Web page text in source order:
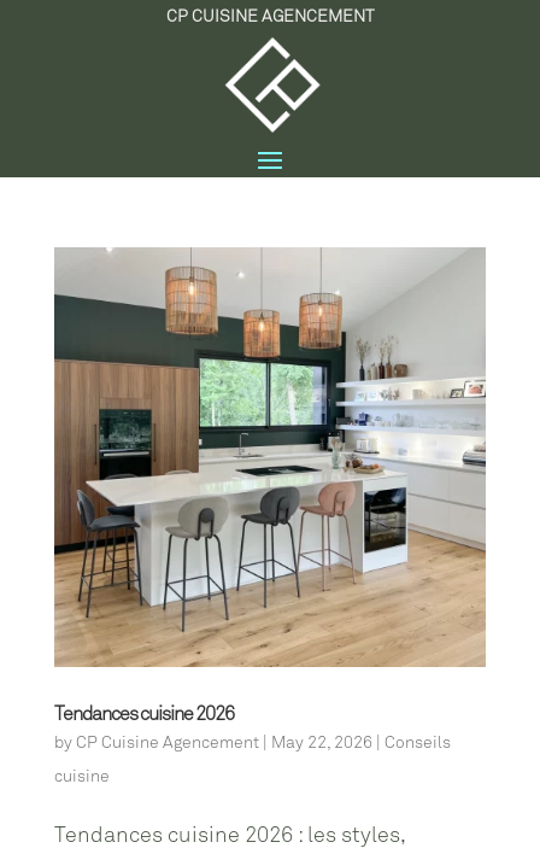
CP CUISINE AGENCEMENT
Tendances cuisine 2026
by CP Cuisine Agencement| May 22, 2026
Conseils
cuisine
Tendances cuisine 2026 : les styles,